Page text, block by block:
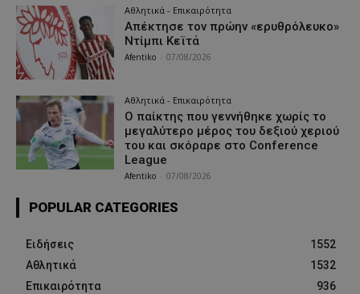
Αθλητικά - Επικαιρότητα
Απέκτησε τον πρώην «ερυθρόλευκο»
Ντίμπι Κεϊτά
Afentiko 07/08/2026
Αθλητικά - Επικαιρότητα
Ο παίκτης που γεννήθηκε χωρίς το
μεγαλύτερο μέρος του δεξιού χεριού
του και σκόραρε στο Conference
League
Afentiko 07/08/2026
POPULAR CATEGORIES
Ειδήσεις
1552
Αθλητικά
1532
Επικαιρότητα
936